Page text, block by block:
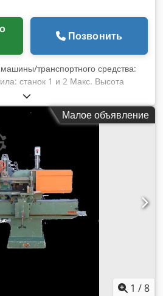
Позвонить
транспортного средства:
станок 1 и 2 Макс. Высота
перемещения: 26 м/мин
1000 мм Dksdpfxslw A D Te
Малое объявление
1 /8